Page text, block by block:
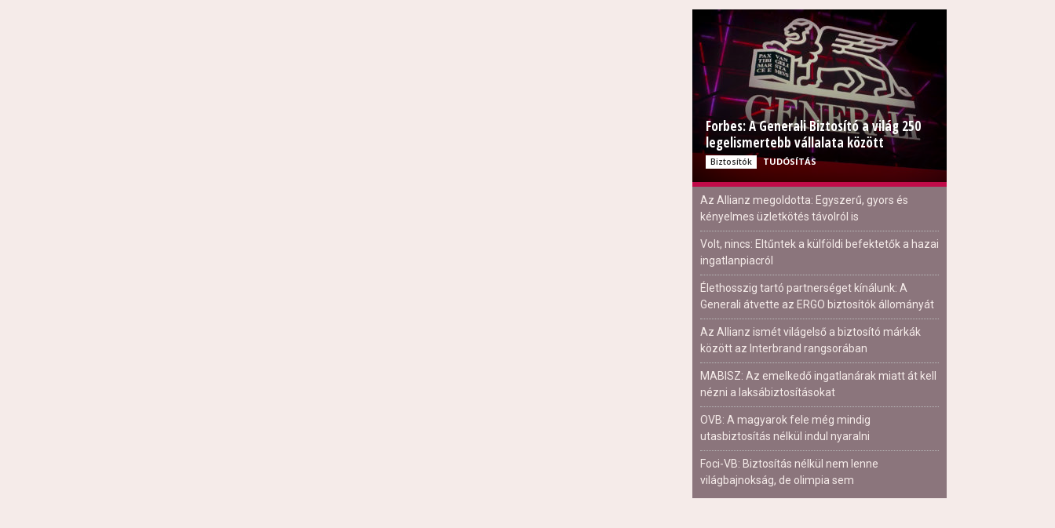
Forbes: A Generali Biztosító a világ 250
legelismertebb vállalata között
Biztosítók TUDÓSÍTÁS
Az Allianz megoldotta: Egyszerű, gyors és
kényelmes üzletkötés távolról is
Volt, nincs: Eltűntek a külföldi befektetők a hazai
ingatlanpiacról
Élethosszig tartó partnerséget kínálunk: A
Generali átvette az ERGO biztosítók állományát
Az Allianz ismét világelső a biztosító márkák
között az Interbrand rangsorában
MABISZ: Az emelkedő ingatlanárak miatt át kell
nézni a laksábiztosításokat
OVB: A magyarok fele még mindig
utasbiztosítás nélkül indul nyaralni
Foci-VB: Biztosítás nélkül nem lenne
világbajnokság, de olimpia sem